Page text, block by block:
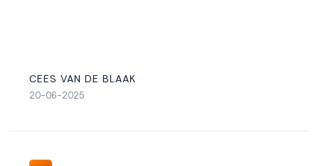
CEES VAN DE BLAAK
20-06-2025